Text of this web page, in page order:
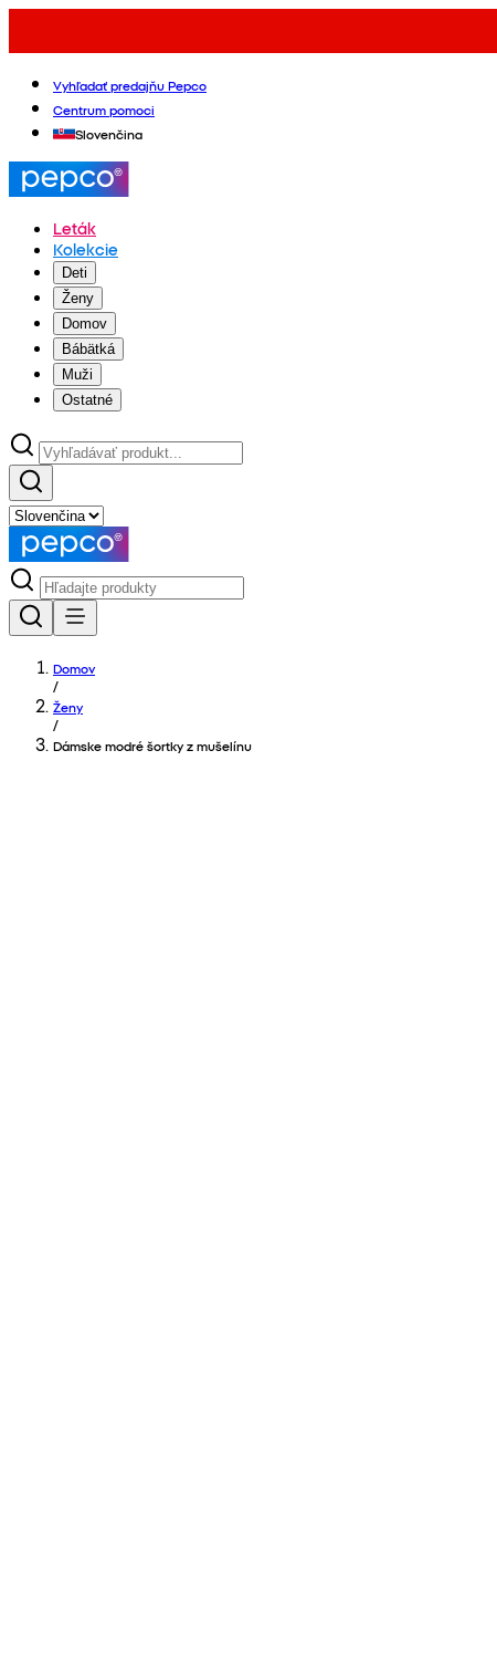
Vyhľadať predajňu Pepco
Centrum pomoci
Slovenčina
Leták
Kolekcie
Deti
Ženy
Domov
Bábätká
Muži
Ostatné
Domov
/
Ženy
/
Dámske modré šortky z mušelínu